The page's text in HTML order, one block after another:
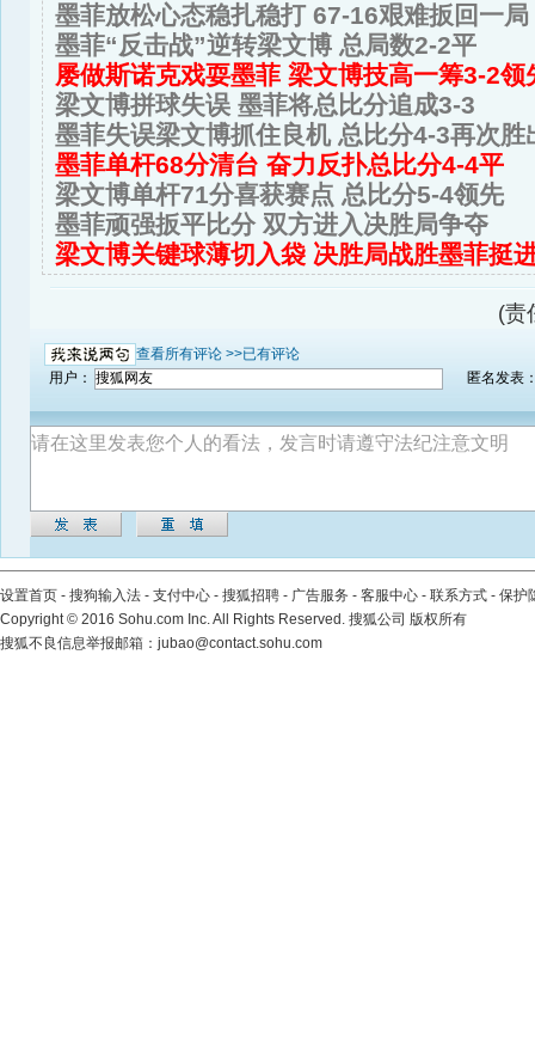
墨菲放松心态稳扎稳打 67-16艰难扳回一局
墨菲“反击战”逆转梁文博 总局数2-2平
屡做斯诺克戏耍墨菲 梁文博技高一筹3-2领
梁文博拼球失误 墨菲将总比分追成3-3
墨菲失误梁文博抓住良机 总比分4-3再次胜
墨菲单杆68分清台 奋力反扑总比分4-4平
梁文博单杆71分喜获赛点 总比分5-4领先
墨菲顽强扳平比分 双方进入决胜局争夺
梁文博关键球薄切入袋 决胜局战胜墨菲挺
(责
查看所有评论 >>已有评论
用户：
匿名发表
设置首页 - 搜狗输入法 - 支付中心 - 搜狐招聘 - 广告服务 - 客服中心 - 联系方式 - 保护
Copyright© 2016 Sohu.com Inc. All Rights Reserved. 搜狐公司 版权所有
搜狐不良信息举报邮箱： jubao@contact.sohu.com